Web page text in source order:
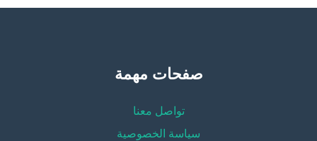
صفحات مهمة
تواصل معنا
سياسة الخصوصية